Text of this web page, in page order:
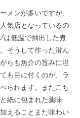
メンが多いですが、
気店となっているの
は低温で抽出した煮
そうして作った澄ん
らも魚介の旨みに溢
も目に付くのが、ラ
られます。またこち
紙に包まれた薬味
えることまた味わい